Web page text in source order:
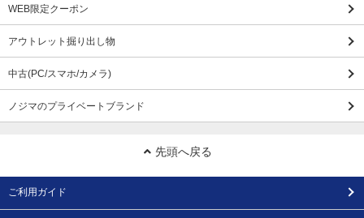
WEB限定クーポン
アウトレット掘り出し物
中古(PC/スマホ/カメラ)
ノジマのプライベートブランド
先頭へ戻る
ご利用ガイド